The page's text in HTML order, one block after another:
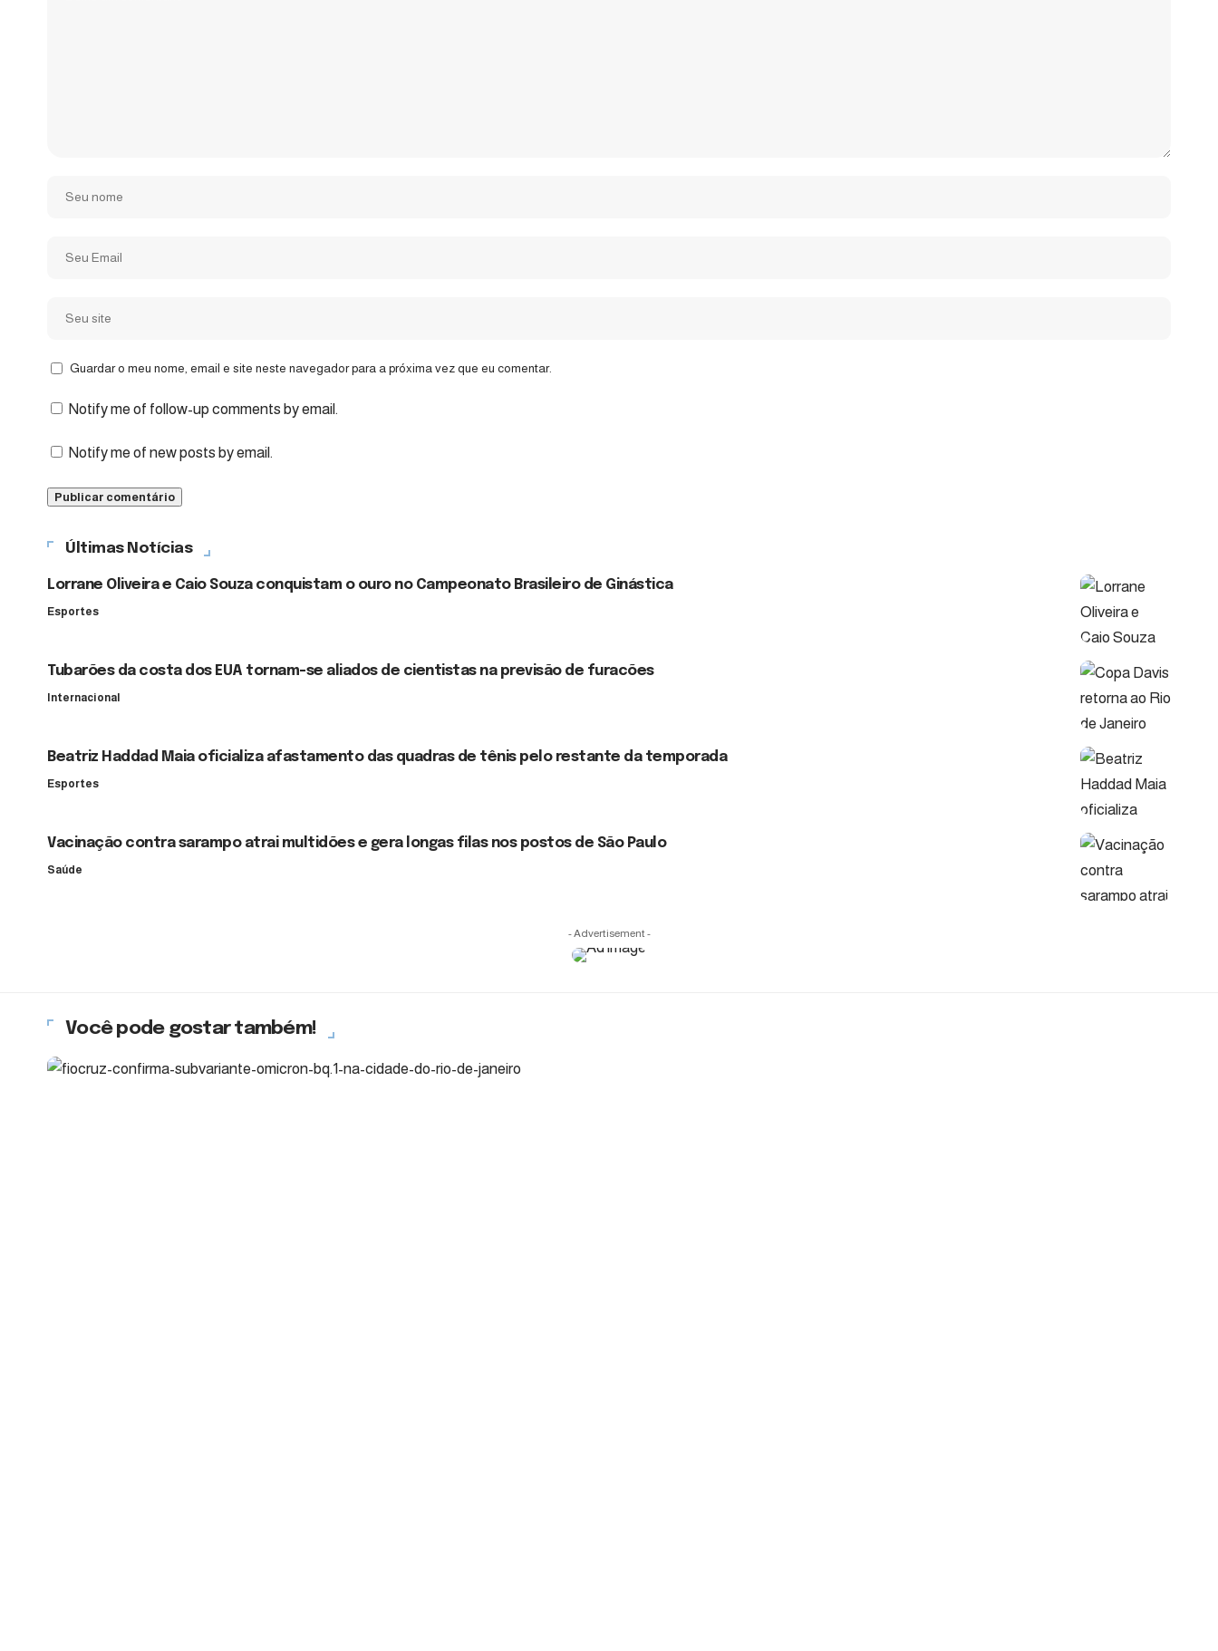
Guardar o meu nome, email e site neste navegador para a próxima vez que eu comentar.
Notify me of follow-up comments by email.
Notify me of new posts by email.
Últimas Notícias
Lorrane Oliveira e Caio Souza conquistam o ouro no Campeonato Brasileiro de Ginástica
Esportes
Tubarões da costa dos EUA tornam-se aliados de cientistas na previsão de furacões
Internacional
Beatriz Haddad Maia oficializa afastamento das quadras de tênis pelo restante da temporada
Esportes
Vacinação contra sarampo atrai multidões e gera longas filas nos postos de São Paulo
Saúde
- Advertisement -
Você pode gostar também!